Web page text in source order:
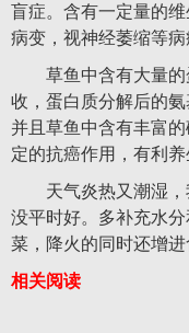
盲症。含有一定量的
病变，视神经萎缩等病
草鱼中含有大量的
收，蛋白质分解后的
并且草鱼中含有丰富
定的抗癌作用，有利养
天气炎热又潮湿，
没平时好。多补充水
菜，降火的同时还增进
相关阅读